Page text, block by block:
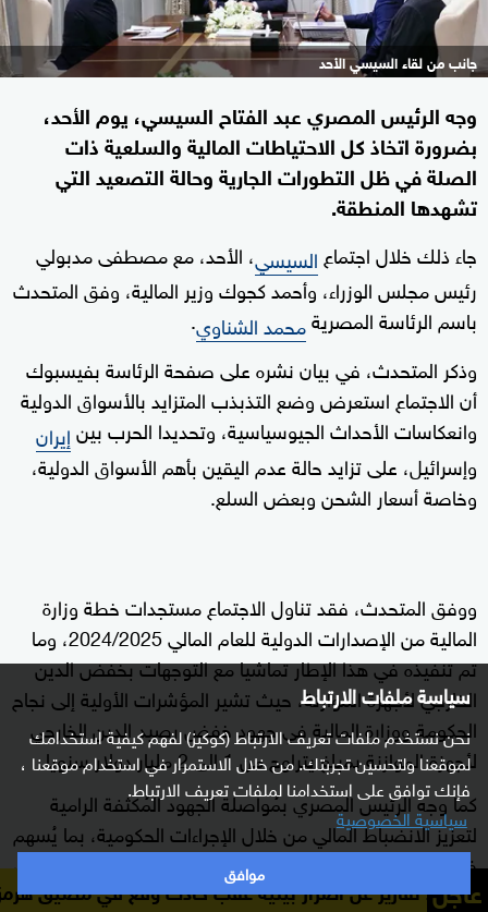
سياسة ملفات الارتباط
نحن نستخدم ملفات تعريف الارتباط (كوكيز) لفهم كيفية استخدامك
لموقعنا ولتحسين تجربتك. من خلال الاستمرار في استخدام موقعنا ،
فإنك توافق على استخدامنا لملفات تعريف الارتباط.
سياسية الخصوصية
موافق
جانب من لقاء السيسي الأحد
وجه الرئيس المصري عبد الفتاح السيسي، يوم الأحد،
بضرورة اتخاذ كل الاحتياطات المالية والسلعية ذات
الصلة في ظل التطورات الجارية وحالة التصعيد التي
تشهدها المنطقة.
جاء ذلك خلال اجتماع السيسي، الأحد، مع مصطفى مدبولي
رئيس مجلس الوزراء، وأحمد كجوك وزير المالية، وفق المتحدث
باسم الرئاسة المصريةمحمد الشناوي.
وذكر المتحدث، في بيان نشره على صفحة الرئاسة بفيسبوك
أن الاجتماع استعرض وضع التذبذب المتزايد بالأسواق الدولية
وانعكاسات الأحداث الجيوسياسية، وتحديدا الحرب بينإيران
وإسرائيل، على تزايد حالة عدم اليقين بأهم الأسواق الدولية،
وخاصة أسعار الشحن وبعض السلع.
ووفق المتحدث، فقد تناول الاجتماع مستجدات خطة وزارة
المالية من الإصدارات الدولية للعام المالي 2024/2025، وما
تم تنفيذه في هذا الإطار تماشيا مع التوجهات بخفض الدين
الخارجي لأجهزة الموازنة، حيث تشير المؤشرات الأولية إلى نجاح
الحكومة ووزارة المالية في جهود خفض رصيد الدين الخارجي
لأجهزة الموازنة بمبلغ يتراوح من 1 الى 2 مليار دولار سنويا.
كما وجه الرئيس المصري بمُواصلة الجهود المُكثفة الرامية
لتعزيز الانضباط المالي من خلال الإجراءات الحكومية، بما يُسهم
في تطوير أداء الاقتصاد المصري ويدعم جهود التنمية الوطنية،
مع استمرار تعزيز المُخصصات المُوجهة لصالح الحماية
عاجلعن أضرار بيئية عقب حادث وقع في مضيق هرمز هيئة